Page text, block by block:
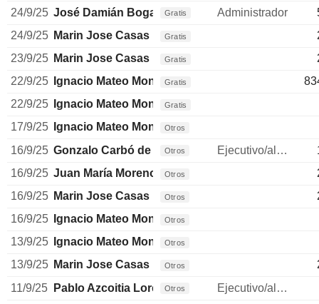
24/9/25 José Damián Bogas Gálvez
Gratis Administrador
24/9/25 Marin Jose Casas Gratis
23/9/25 Marin Jose Casas Gratis
22/9/25
Ignacio Mateo Montoya
Gratis
22/9/25
Ignacio Mateo Montoya
Gratis
17/9/25 Ignacio Mateo Montoya
Otros
16/9/25 Gonzalo Carbó de HayOtros Ejecutivo/alto directivo
16/9/25 Juan María Moreno Mellado
Otros
16/9/25 Marin Jose Casas Otros
16/9/25
Ignacio Mateo Montoya
Otros
13/9/25 Ignacio Mateo Montoya
Otros
13/9/25 Marin Jose Casas Otros
11/9/25
Pablo Azcoitia LorenteOtros
Ejecutivo/alto directivo